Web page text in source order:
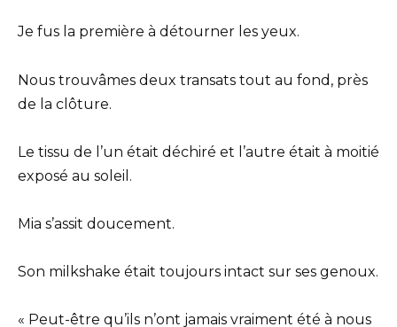
Je fus la première à détourner les yeux.
Nous trouvâmes deux transats tout au fond, près
de la clôture.
Le tissu de l’un était déchiré et l’autre était à moitié
exposé au soleil.
Mia s’assit doucement.
Son milkshake était toujours intact sur ses genoux.
« Peut-être qu’ils n’ont jamais vraiment été à nous